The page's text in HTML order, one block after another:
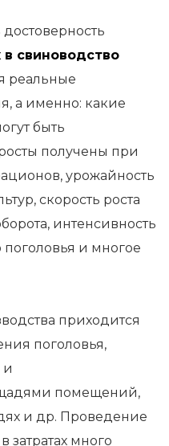
свиноводство
реальные
а именно: какие
быть
получены при
урожайность
скорость роста
интенсивность
и многое
приходится
поголовья,
и
помещений,
и др. Проведение
затратах много